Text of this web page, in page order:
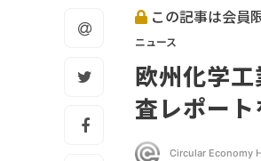
この記事は会員
ニュース
欧州化学
査レポー
Circular Economy